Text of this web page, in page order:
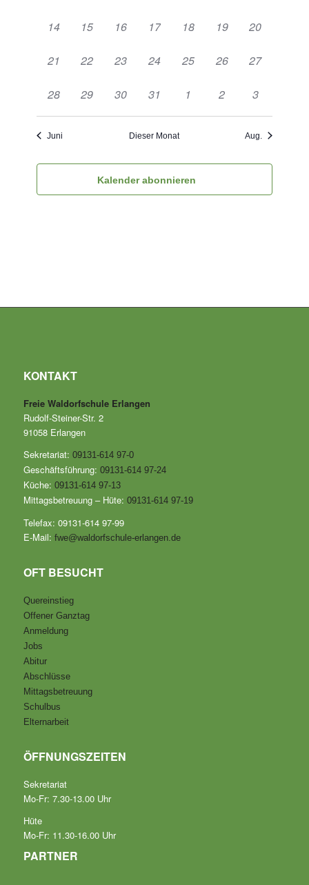
0
14
0
15
0
16
1
17
1
18
0
19
0
20
0
21
0
22
0
23
0
24
0
25
1
26
0
27
0
28
0
29
0
30
0
31
0
1
0
2
0
3
Juni Dieser Monat Aug.
Kalender abonnieren
KONTAKT
Freie Waldorfschule Erlangen
Rudolf-Steiner-Str. 2
91058 Erlangen
Sekretariat: 09131-614 97-0
Geschäftsführung: 09131-614 97-24
Küche: 09131-614 97-13
Mittagsbetreuung – Hüte: 09131-614 97-19
Telefax: 09131-614 97-99
E-Mail: fwe@waldorfschule-erlangen.de
OFT BESUCHT
Quereinstieg
Offener Ganztag
Anmeldung
Jobs
Abitur
Abschlüsse
Mittagsbetreuung
Schulbus
Elternarbeit
ÖFFNUNGSZEITEN
Sekretariat
Mo-Fr: 7.30-13.00 Uhr
Hüte
Mo-Fr: 11.30-16.00 Uhr
PARTNER